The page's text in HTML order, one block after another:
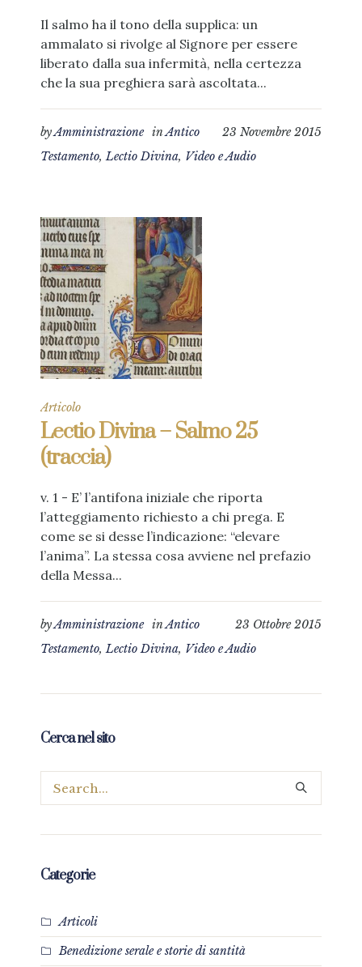
Il salmo ha il tono della supplica: un
ammalato si rivolge al Signore per essere
liberato dalla sua infermità, nella certezza
che la sua preghiera sarà ascoltata...
23 Novembre 2015
byAmministrazione inAntico
Testamento,Lectio Divina, Video e Audio
Articolo
Lectio Divina – Salmo 25
(traccia)
v. 1 - E’ l’antifona iniziale che riporta
l’atteggiamento richiesto a chi prega. E
come se si desse l’indicazione: “elevare
l’anima”. La stessa cosa avviene nel prefazio
della Messa...
23 Ottobre 2015
byAmministrazione inAntico
Testamento,Lectio Divina, Video e Audio
Cerca nel sito
Categorie
Articoli
Benedizione serale e storie di santità